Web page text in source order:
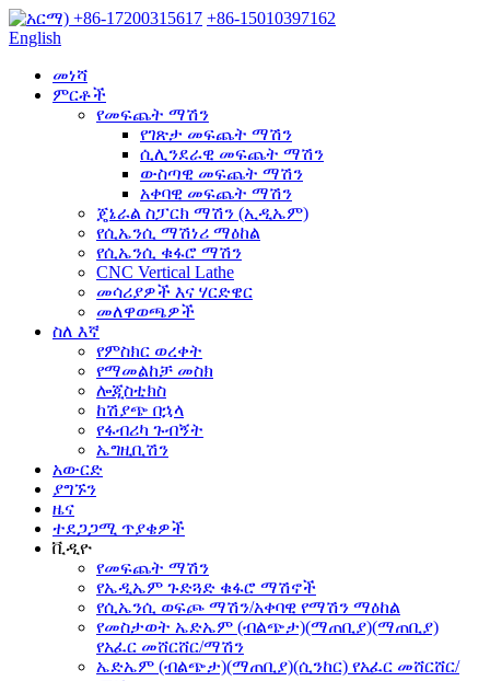
+86-17200315617 +86-15010397162
English
መነሻ
ምርቶች
የመፍጨት ማሽን
የገጽታ መፍጨት ማሽን
ሲሊንደራዊ መፍጨት ማሽን
ውስጣዊ መፍጨት ማሽን
አቀባዊ መፍጨት ማሽን
ጄኔራል ስፓርክ ማሽን (ኢዲኤም)
የሲኤንሲ ማሽነሪ ማዕከል
የሲኤንሲ ቁፋሮ ማሽን
CNC Vertical Lathe
መሳሪያዎች እና ሃርድዌር
መለዋወጫዎች
ስለ እኛ
የምስክር ወረቀት
የማመልከቻ መስክ
ሎጂስቲክስ
ከሽያጭ በኋላ
የፋብሪካ ጉብኝት
ኤግዚቢሽን
አውርድ
ያግኙን
ዜና
ተደጋጋሚ ጥያቄዎች
ቪዲዮ
የመፍጨት ማሽን
የኤዲኤም ጉድጓድ ቁፋሮ ማሽኖች
የሲኤንሲ ወፍጮ ማሽን/አቀባዊ የማሽን ማዕከል
የመስታወት ኤድኤም (ብልጭታ)(ማጠቢያ)(ማጠቢያ)
የአፈር መሸርሸር/ማሽን
ኤድኤም (ብልጭታ)(ማጠቢያ)(ሲንከር) የአፈር መሸርሸር/